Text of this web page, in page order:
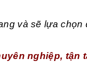
và sẽ lựa chọn
nghiệp, tận